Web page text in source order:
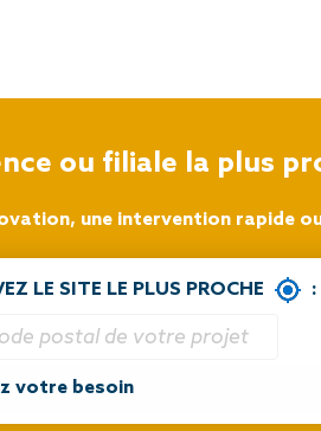
ou filiale la plus
une intervention rapide
LE SITE LE PLUS PROCHE :